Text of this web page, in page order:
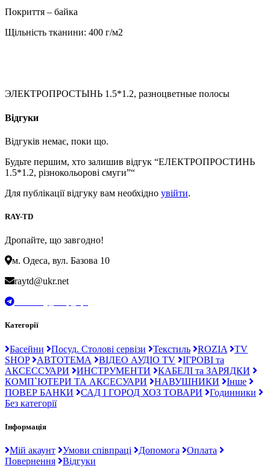
Покриття – байка
Щільність тканини: 400 г/м2
ЭЛЕКТРОПРОСТЫНЬ 1.5*1.2, разноцветные полосы
Відгуки
Відгуків немає, поки що.
Будьте першим, хто залишив відгук “ЕЛЕКТРОПРОСТИНЬ
1.5*1.2, різнокольорові смуги”“
Для публікації відгуку вам необхідно увійти.
RAY-TD
Дропайте, що завгодно!
м. Одеса, вул. Базова 10
raytd@ukr.net
Категорії
Басейни Посуд. Столові сервізи Текстиль ROZIA
TV
SHOP
АВТОТЕМА ВІДЕО АУДІО TV
ІГРОВІ та
АКСЕССУАРИ
ИНСТРУМЕНТИ
КАБЕЛІ та ЗАРЯДКИ
КОМП`ЮТЕРИ ТА АКСЕСУАРИ
НАВУШНИКИ
Інше
ПОВЕР БАНКИ
САД І ГОРОД ХОЗ ТОВАРИ
Годинники
Без категорії
Інформація
Мій акаунт Умови співпраці Допомога
Оплата
Повернення
Відгуки